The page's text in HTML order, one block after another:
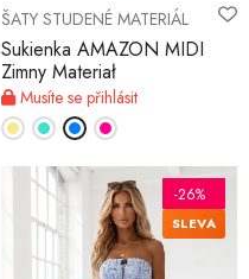
ŠATY STUDENÉ MATERIÁL
Sukienka AMAZON MIDI
Zimny Materiał
Musíte se přihlásit
-26%
SLEVA